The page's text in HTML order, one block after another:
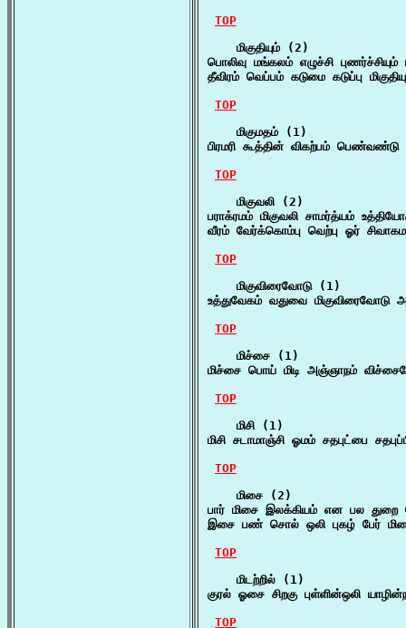
TOP
    மிகுதியும் (2)
பொலிவு மங்கலம் எழுச்சி புணர்ச்சியும்
தீவிரம் வெப்பம் கடுமை கடுப்பு
TOP
    மிகுமதம் (1)
பிரமரி கூத்தின் விகற்பம்
TOP
    மிகுவலி (2)
பராக்ரமம் மிகுவலி சாமர்த்யம்
வீரம் வேர்க்கொம்பு வெற்பு ஓர்
TOP
    மிகுவிரைவோடு (1)
உத்துவேகம் வதுவை
TOP
    மிச்சை (1)
மிச்சை பொய் மிடி அஞ்ஞாநம்
TOP
    மிசி (1)
மிசி சடாமாஞ்சி ஓமம் சதபுட்பை
TOP
    மிசை (2)
பார் மிசை இலக்கியம் என பல
இசை பண் சொல் ஒலி புகழ் பேர்
TOP
    மிடற்றில் (1)
குரல் ஓசை சிறகு புள்ளின்ஒலி
TOP